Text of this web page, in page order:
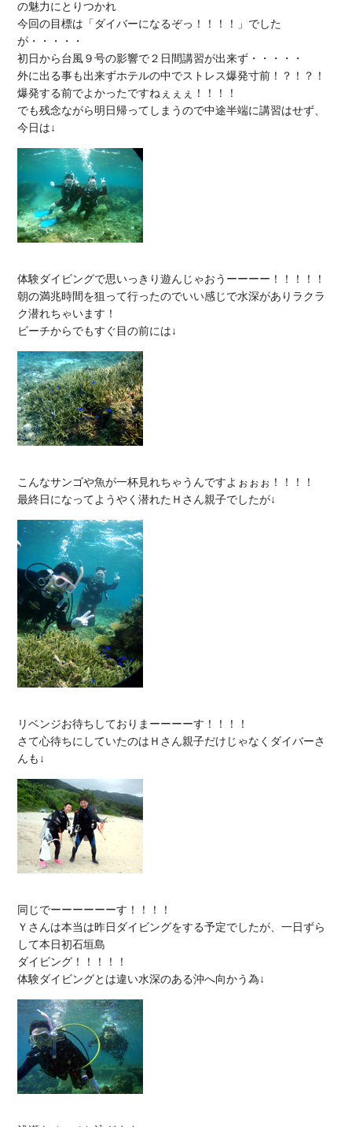
の魅力にとりつかれ
今回の目標は「ダイバーになるぞっ！！！！」でした
が・・・・・
初日から台風９号の影響で２日間講習が出来ず・・・・・
外に出る事も出来ずホテルの中でストレス爆発寸前！？！？！
爆発する前でよかったですねぇぇぇ！！！！
でも残念ながら明日帰ってしまうので中途半端に講習はせず、
体験ダイビングで思いっきり遊んじゃおうーーーー！！！！！
朝の満兆時間を狙って行ったのでいい感じで水深がありラクラ
ク潜れちゃいます！
こんなサンゴや魚が一杯見れちゃうんですよぉぉぉ！！！！
リベンジお待ちしておりまーーーーす！！！！
さて心待ちにしていたのはＨさん親子だけじゃなくダイバーさ
同じでーーーーーーす！！！！
Ｙさんは本当は昨日ダイビングをする予定でしたが、一日ずら
して本日初石垣島
ダイビング！！！！！